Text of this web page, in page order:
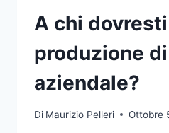
NELLE
SCOMMESSE
SPORTIVE
ONLINE
A chi
produzione
aziendale?
Di Maurizio Pelleri Ottobre